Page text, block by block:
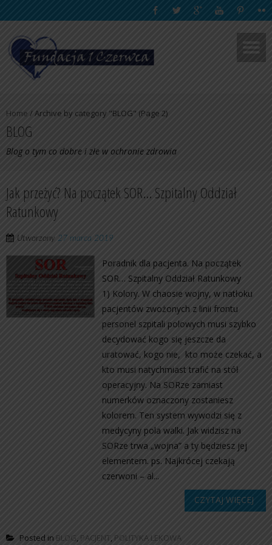
Home /Archive by category "BLOG" (Page 2)
BLOG
Blog o tym co dobre i złe w ochronie zdrowia
Jak przeżyć? Na początek SOR… Szpitalny Oddział
Ratunkowy
Utworzony 27 marca 2019
Poradnik dla pacjenta. Na początek
SOR… Szpitalny Oddział Ratunkowy
1) Kolory. W chaosie wojny, w natłoku
pacjentów zwożonych z linii frontu
personel szpitali polowych musi szybko
decydować kogo się jeszcze da
uratować, kogo nie, kto może czekać, a
kto musi natychmiast trafić na stół
operacyjny. Na SORze zamiast
numerków oznaczony zostaniesz
kolorem. Ten system wywodzi się z
medycyny pola walki. Jak widzisz na
SORze trwa „wojna” a ty będziesz jej
elementem. ps. Najkrócej czekają
czerwoni – al...
CZYTAJ WIĘCEJ
Posted in BLOG, PACJENT, POLITYKA LEKOWA